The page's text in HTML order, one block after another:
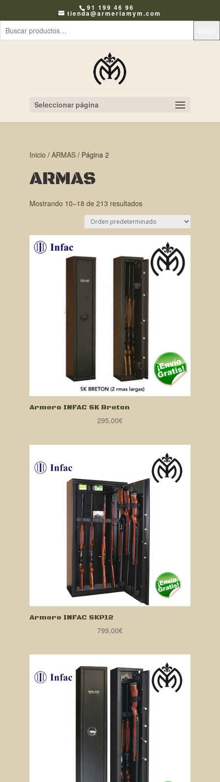
91 199 46 96
tienda@armeriamym.com
Seleccionar página
Inicio / ARMAS/ Página 2
ARMAS
Mostrando 10–18 de 213 resultados
Armero INFAC SK Breton
295,00€
Armero INFAC SKP12
799,00€